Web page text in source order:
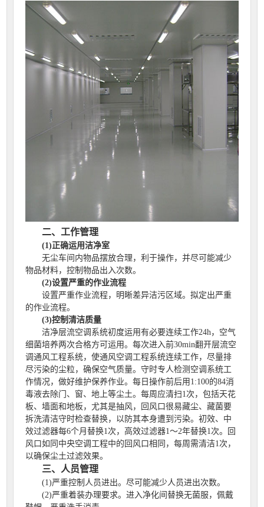
二、工作管理
(1)正确运用洁净室
无尘车间内物品摆放合理，利于操作，并尽可能减少
物品材料，控制物品出入次数。
(2)设置严重的作业流程
设置严重作业流程，明晰差异洁污区域。拟定出严重
的作业流程。
(3)控制清洁质量
洁净层流空调系统初度运用有必要连续工作24h，空气
细菌培养两次合格方可运用。每次进入前30min翻开层流空
调通风工程系统，使通风空调工程系统连续工作，尽量排
尽污染的尘粒，确保空气质量。守时专人检测空调系统工
作情况，做好维护保养作业。每日操作前后用1:100的84消
毒液去除门、窗、地上等尘土。每周应清扫1次，包括天花
板、墙面和地板，尤其是抽风，回风口很易藏尘、藏菌要
拆洗清洁守时检查替换，以防其本身遭到污染。初效、中
效过滤器每6个月替换1次，高效过滤器1～2年替换1次。回
风口如同中央空调工程中的回风口相同，每周需清洁1次，
以确保尘土过滤效果。
三、人员管理
(1)严重控制人员进出。尽可能减少人员进出次数。
(2)严重着装办理要求。进入净化间替换无菌服，佩戴